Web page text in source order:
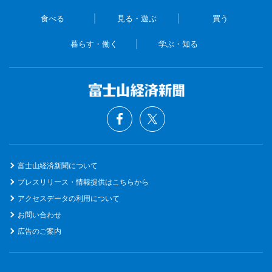
食べる 見る・遊ぶ 買う
暮らす・働く 学ぶ・知る
富士山経済新聞について
プレスリリース・情報提供はこちらから
アクセスデータの利用について
お問い合わせ
広告のご案内